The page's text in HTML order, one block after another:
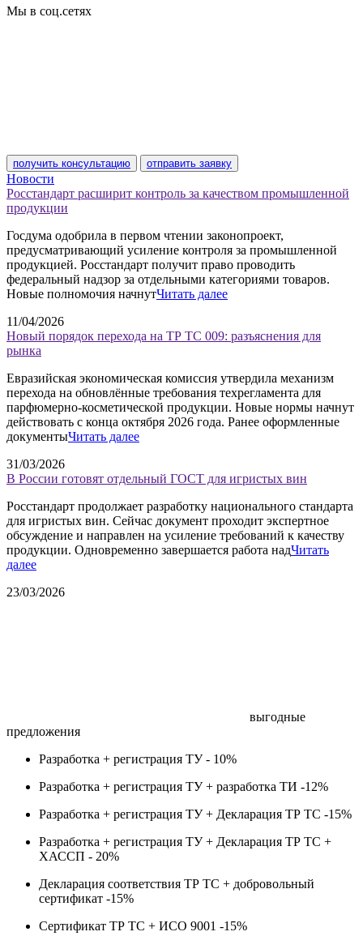
Мы в соц.сетях
получить консультацию отправить заявку
Новости
Росстандарт расширит контроль за качеством промышленной
продукции
Госдума одобрила в первом чтении законопроект,
предусматривающий усиление контроля за промышленной
продукцией. Росстандарт получит право проводить
федеральный надзор за отдельными категориями товаров.
Новые полномочия начнутЧитать далее
11/04/2026
Новый порядок перехода на ТР ТС 009: разъяснения для
рынка
Евразийская экономическая комиссия утвердила механизм
перехода на обновлённые требования техрегламента для
парфюмерно-косметической продукции. Новые нормы начнут
действовать с конца октября 2026 года. Ранее оформленные
документыЧитать далее
31/03/2026
В России готовят отдельный ГОСТ для игристых вин
Росстандарт продолжает разработку национального стандарта
для игристых вин. Сейчас документ проходит экспертное
обсуждение и направлен на усиление требований к качеству
продукции. Одновременно завершается работа надЧитать
далее
23/03/2026
выгодные
предложения
Разработка + регистрация ТУ - 10%
Разработка + регистрация ТУ + разработка ТИ -12%
Разработка + регистрация ТУ + Декларация ТР ТС -15%
Разработка + регистрация ТУ + Декларация ТР ТС +
ХАССП - 20%
Декларация соответствия ТР ТС + добровольный
сертификат -15%
Сертификат ТР ТС + ИСО 9001 -15%